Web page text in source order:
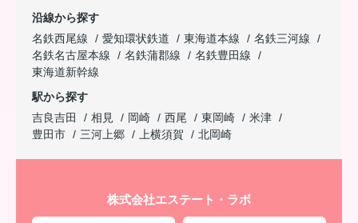
沿線から探す
名鉄西尾線
愛知環状鉄道 東海道本線
名鉄三河線
名鉄名古屋本線
名鉄蒲郡線
名鉄豊田線
東海道新幹線
駅から探す
吉良吉田
相見 岡崎 西尾 東岡崎
米津
豊田市
三河上郷 上横須賀 北岡崎
株式会社エステート・ラボ